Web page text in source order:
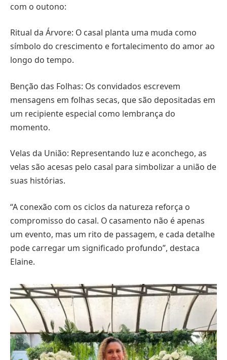
com o outono:
Ritual da Árvore: O casal planta uma muda como
símbolo do crescimento e fortalecimento do amor ao
longo do tempo.
Benção das Folhas: Os convidados escrevem
mensagens em folhas secas, que são depositadas em
um recipiente especial como lembrança do
momento.
Velas da União: Representando luz e aconchego, as
velas são acesas pelo casal para simbolizar a união de
suas histórias.
“A conexão com os ciclos da natureza reforça o
compromisso do casal. O casamento não é apenas
um evento, mas um rito de passagem, e cada detalhe
pode carregar um significado profundo”, destaca
Elaine.